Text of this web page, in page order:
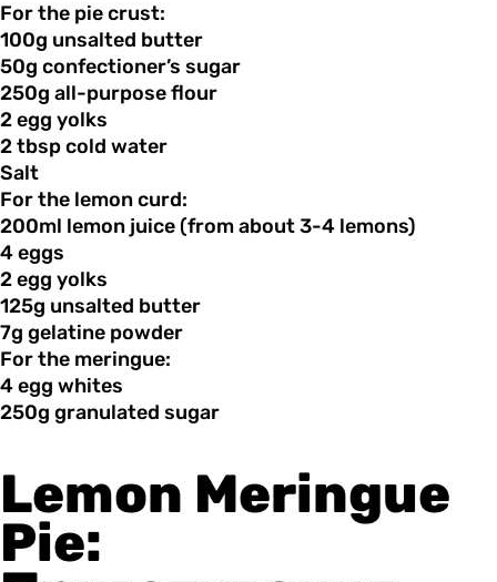
For the pie crust:
100g unsalted butter
50g confectioner’s sugar
250g all-purposeflour
2 egg yolks
2 tbspcold water
Salt
For the lemon curd:
200ml lemon juice(from about 3-4 lemons)
4 eggs
2 egg yolks
125g unsalted butter
7g gelatine powder
For the meringue:
4 egg whites
250g granulated sugar
Lemon Meringue
Pie: